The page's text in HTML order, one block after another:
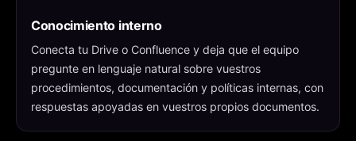
Conocimiento interno
Conecta tu Drive o Confluence y deja que el equipo
pregunte en lenguaje natural sobre vuestros
procedimientos, documentación y políticas internas, con
respuestas apoyadas en vuestros propios documentos.